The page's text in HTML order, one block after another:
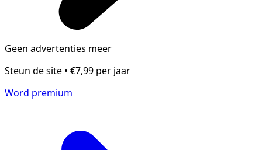
Geen advertenties meer
Steun de site • €7,99 per jaar
Word premium